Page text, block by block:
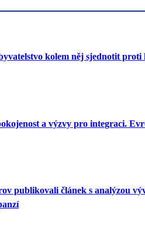
kolem něj sjednotit proti
a výzvy pro integraci.
publikovali článek s analýzou